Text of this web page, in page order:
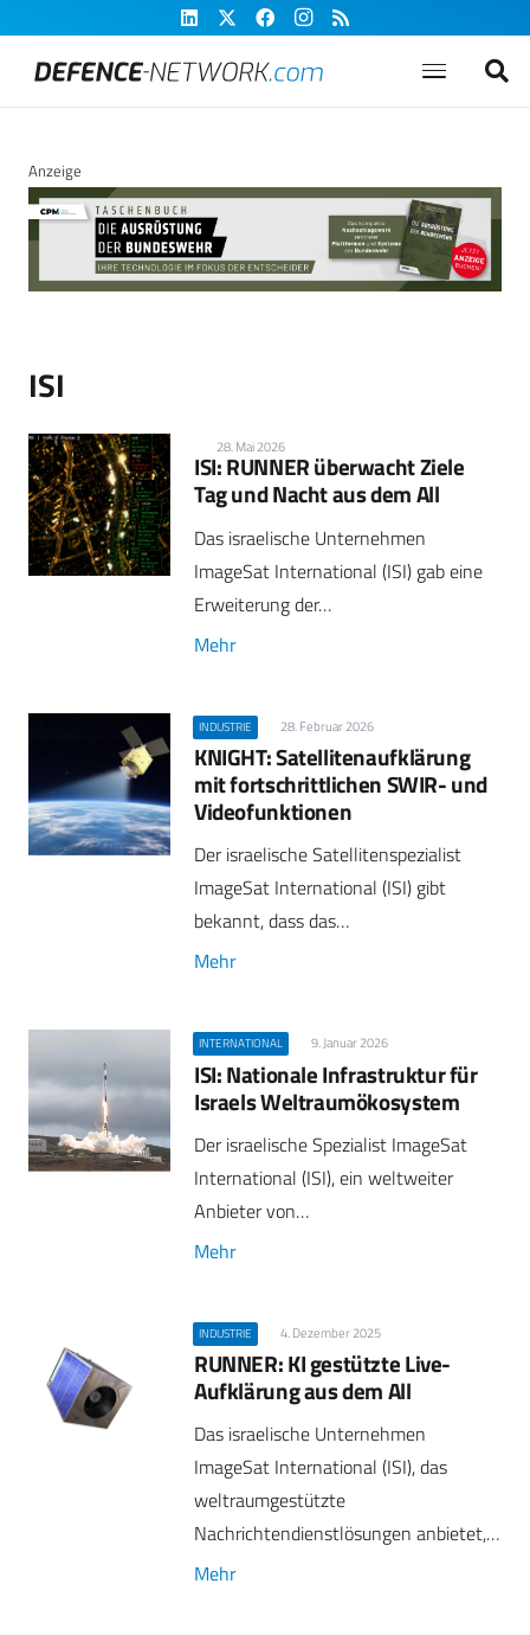
Anzeige
ISI
28. Mai 2026
ISI: RUNNER überwacht Ziele
Tag und Nacht aus dem All
Das israelische Unternehmen
ImageSat International (ISI) gab eine
Erweiterung der…
Mehr
INDUSTRIE 28. Februar 2026
KNIGHT: Satellitenaufklärung
mit fortschrittlichen SWIR- und
Videofunktionen
Der israelische Satellitenspezialist
ImageSat International (ISI) gibt
bekannt, dass das…
Mehr
INTERNATIONAL 9. Januar 2026
ISI: Nationale Infrastruktur für
Israels Weltraumökosystem
Der israelische Spezialist ImageSat
International (ISI), ein weltweiter
Anbieter von…
Mehr
INDUSTRIE 4. Dezember 2025
RUNNER: KI gestützte Live-
Aufklärung aus dem All
Das israelische Unternehmen
ImageSat International (ISI), das
weltraumgestützte
Nachrichtendienstlösungen anbietet,…
Mehr